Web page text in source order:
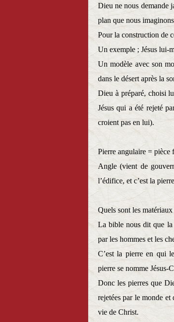
Dieu ne nous demande
plan que nous
Pour la construction de
Un exemple ; Jésus lui-
Un modèle avec son
dans le désert après la
Dieu à préparé, choisi
Jésus qui a été rejeté
croient pas en lui).
Pierre angulaire = pièce
Angle (vient de
l’édifice, et c’est la
Quels sont les
La bible nous dit que la
par les hommes et les
C’est la pierre en qui
pierre se nomme Jésus-
Donc les pierres que
rejetées par le monde
vie de Christ.